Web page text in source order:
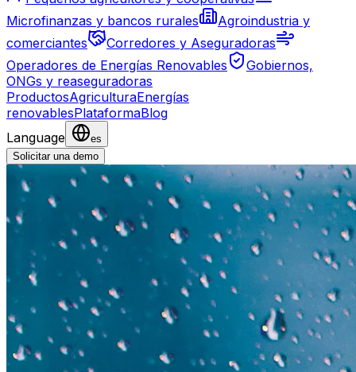
Microfinanzas y bancos rurales
Agroindustria y
comerciantes
Corredores y Aseguradoras
Operadores de Energías Renovables
Gobiernos,
ONGs y reaseguradoras
ProductosAgriculturaEnergías
renovablesPlataformaBlog
Language
es
Solicitar una demo